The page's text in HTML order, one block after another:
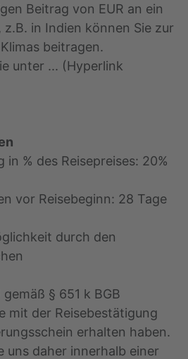
Beitrag von EUR an ein
in Indien können Sie zur
beitragen.
unter ... (Hyperlink
in % des Reisepreises: 20%
vor Reisebeginn: 28 Tage
durch den
§ 651 k BGB
mit der Reisebestätigung
erhalten haben.
uns daher innerhalb einer